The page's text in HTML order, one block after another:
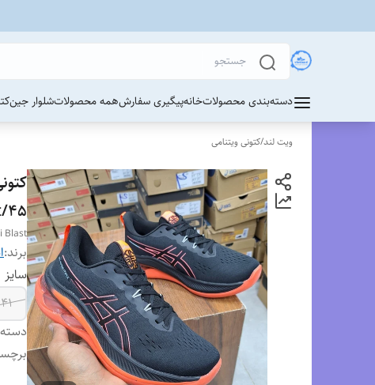
دسته‌بندی محصولاتخانهپیگیری سفارشهمه محصولاتشلوار جین
ویت لند/کتونی ویتنامی
45/Asics Gel Kinsei Blast/ فروش عمده و تک
Blast
برند:
سایز
41